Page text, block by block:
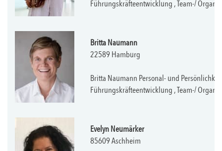
Führungskräfteentwicklung , Team-/
Britta Naumann
22589 Hamburg
Britta Naumann Personal- und
Führungskräfteentwicklung , Team-/
Evelyn Neumärker
85609 Aschheim